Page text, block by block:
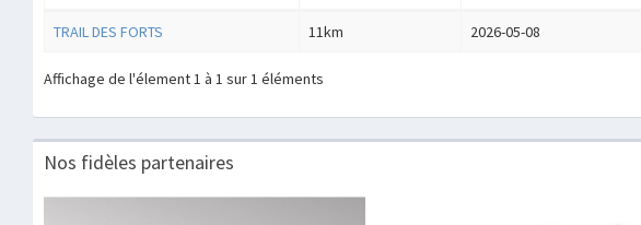
TRAIL DES FORTS 11km 2026-05-08
Affichage de l'élement 1 à 1 sur 1 éléments
Nos fidèles partenaires